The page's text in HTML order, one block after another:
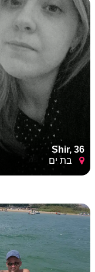
Shir, 36
בת ים